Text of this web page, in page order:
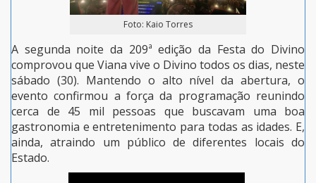
Foto: Kaio Torres
A segunda noite da 209ª edição da Festa do Divino
comprovou que Viana vive o Divino todos os dias, neste
sábado (30). Mantendo o alto nível da abertura, o
evento confirmou a força da programação reunindo
cerca de 45 mil pessoas que buscavam uma boa
gastronomia e entretenimento para todas as idades. E,
ainda, atraindo um público de diferentes locais do
Estado.